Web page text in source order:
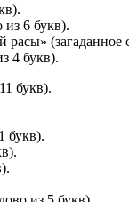
из 6 букв).
(загаданное
4 букв).
букв).
букв).